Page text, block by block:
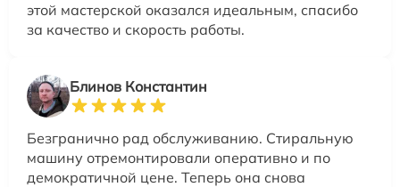
этой мастерской оказался идеальным, спасибо
за качество и скорость работы.
Блинов Константин
Безгранично рад обслуживанию. Стиральную
машину отремонтировали оперативно и по
демократичной цене. Теперь она снова